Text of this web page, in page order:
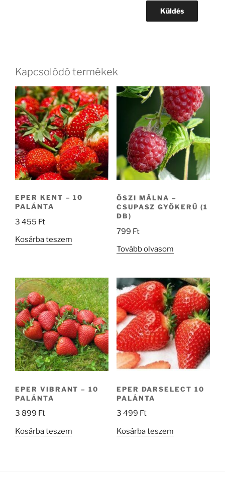
Kapcsolódó termékek
EPER KENT – 10
PALÁNTA
3 455 Ft
Kosárba teszem
ŐSZI MÁLNA –
CSUPASZ GYÖKERŰ (1
DB)
799 Ft
Tovább olvasom
EPER VIBRANT – 10
PALÁNTA
3 899 Ft
Kosárba teszem
EPER DARSELECT 10
PALÁNTA
3 499 Ft
Kosárba teszem